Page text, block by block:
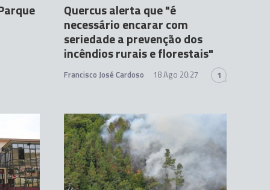
Quercus alerta que "é
necessário encarar com
seriedade a prevenção dos
incêndios rurais e florestais"
Francisco José Cardoso 18 Ago 20:27 1